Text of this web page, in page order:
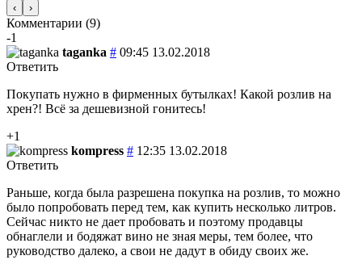
‹ ›
Комментарии (9)
-1
taganka # 09:45 13.02.2018
Ответить
Покупать нужно в фирменных бутылках! Какой розлив на
хрен?! Всё за дешевизной гонитесь!
+1
kompress # 12:35 13.02.2018
Ответить
Раньше, когда была разрешена покупка на розлив, то можно
было попробовать перед тем, как купить несколько литров.
Сейчас никто не дает пробовать и поэтому продавцы
обнаглели и бодяжат вино не зная меры, тем более, что
руководство далеко, а свои не дадут в обиду своих же.